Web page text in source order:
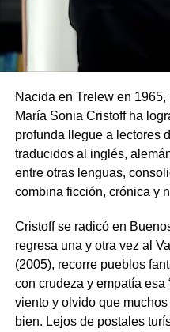
Nacida en Trelew en
María Sonia Cristoff ha
profunda llegue a lectores
traducidos al inglés,
entre otras lenguas,
combina ficción, crónica y
Cristoff se radicó en
regresa una y otra vez al
(2005), recorre pueblos
con crudeza y empatía esa
viento y olvido que
bien. Lejos de postales